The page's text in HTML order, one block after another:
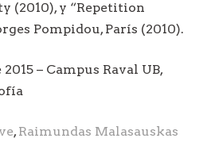
(2010), y “Repetition
Pompidou, París (2010).
– Campus Raval UB,
, Raimundas Malasauskas